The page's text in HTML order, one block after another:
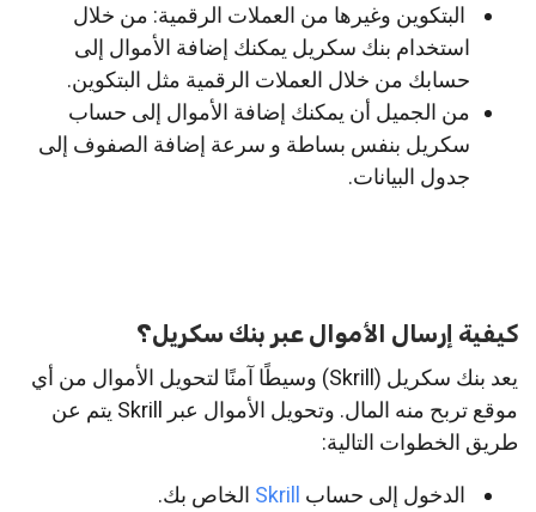
البتكوين وغيرها من العملات الرقمية: من خلال
استخدام بنك سكريل يمكنك إضافة الأموال إلى
حسابك من خلال العملات الرقمية مثل البتكوين.
من الجميل أن يمكنك إضافة الأموال إلى حساب
سكريل بنفس بساطة و سرعة إضافة الصفوف إلى
جدول البيانات.
كيفية إرسال الأموال عبر بنك سكريل؟
يعد بنك سكريل (Skrill) وسيطًا آمنًا لتحويل الأموال من أي
موقع تربح منه المال. وتحويل الأموال عبر Skrill يتم عن
طريق الخطوات التالية:
الدخول إلى حساب Skrill الخاص بك.